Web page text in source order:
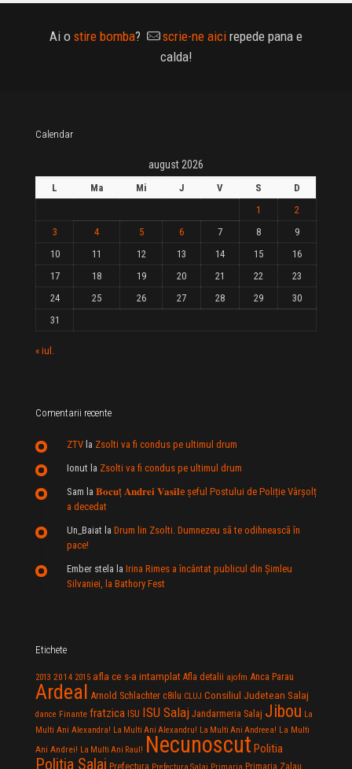
Ai o stire bomba? scrie-ne aici repede pana e
calda!
Calendar
august 2026
L Ma Mi J V S
D
1
2
3
4 5 6 7 8
9
10
11 12 13 14 15
16
17
18 19 20 21 22
23
24
25 26 27 28 29
30
31
« iul.
Comentarii recente
ZTV la Zsolti va fi condus pe ultimul drum
Ionut la Zsolti va fi condus pe ultimul drum
Sam la 𝐁𝐨𝐜𝐮ț 𝐀𝐧𝐝𝐫𝐞𝐢 𝐕𝐚𝐬𝐢𝐥e şeful Postului de Poliție Vârșolț
a decedat
Un_Baiat la Drum lin Zsolti. Dumnezeu sã te odihneascã în
pace!
Ember stela la Irina Rimes a încântat publicul din Şimleu
Silvaniei, la Bathory Fest
Etichete
2013 2014 2015 afla ce s-a intamplat Afla detalii ajofm Anca Parau
Ardeal Arnold Schlachter c8ilu CLUJ Consiliul Judetean Salaj
dance Finante fratzica ISU ISU Salaj Jandarmeria Salaj Jibou La
Multi Ani Alexandra! La Multi Ani Alexandru! La Multi Ani Andreea! La Multi
Ani Andrei! La Multi Ani Raul! Necunoscut Politia
Politia Salaj Prefectura Prefectura Salaj Primaria Primaria Zalau